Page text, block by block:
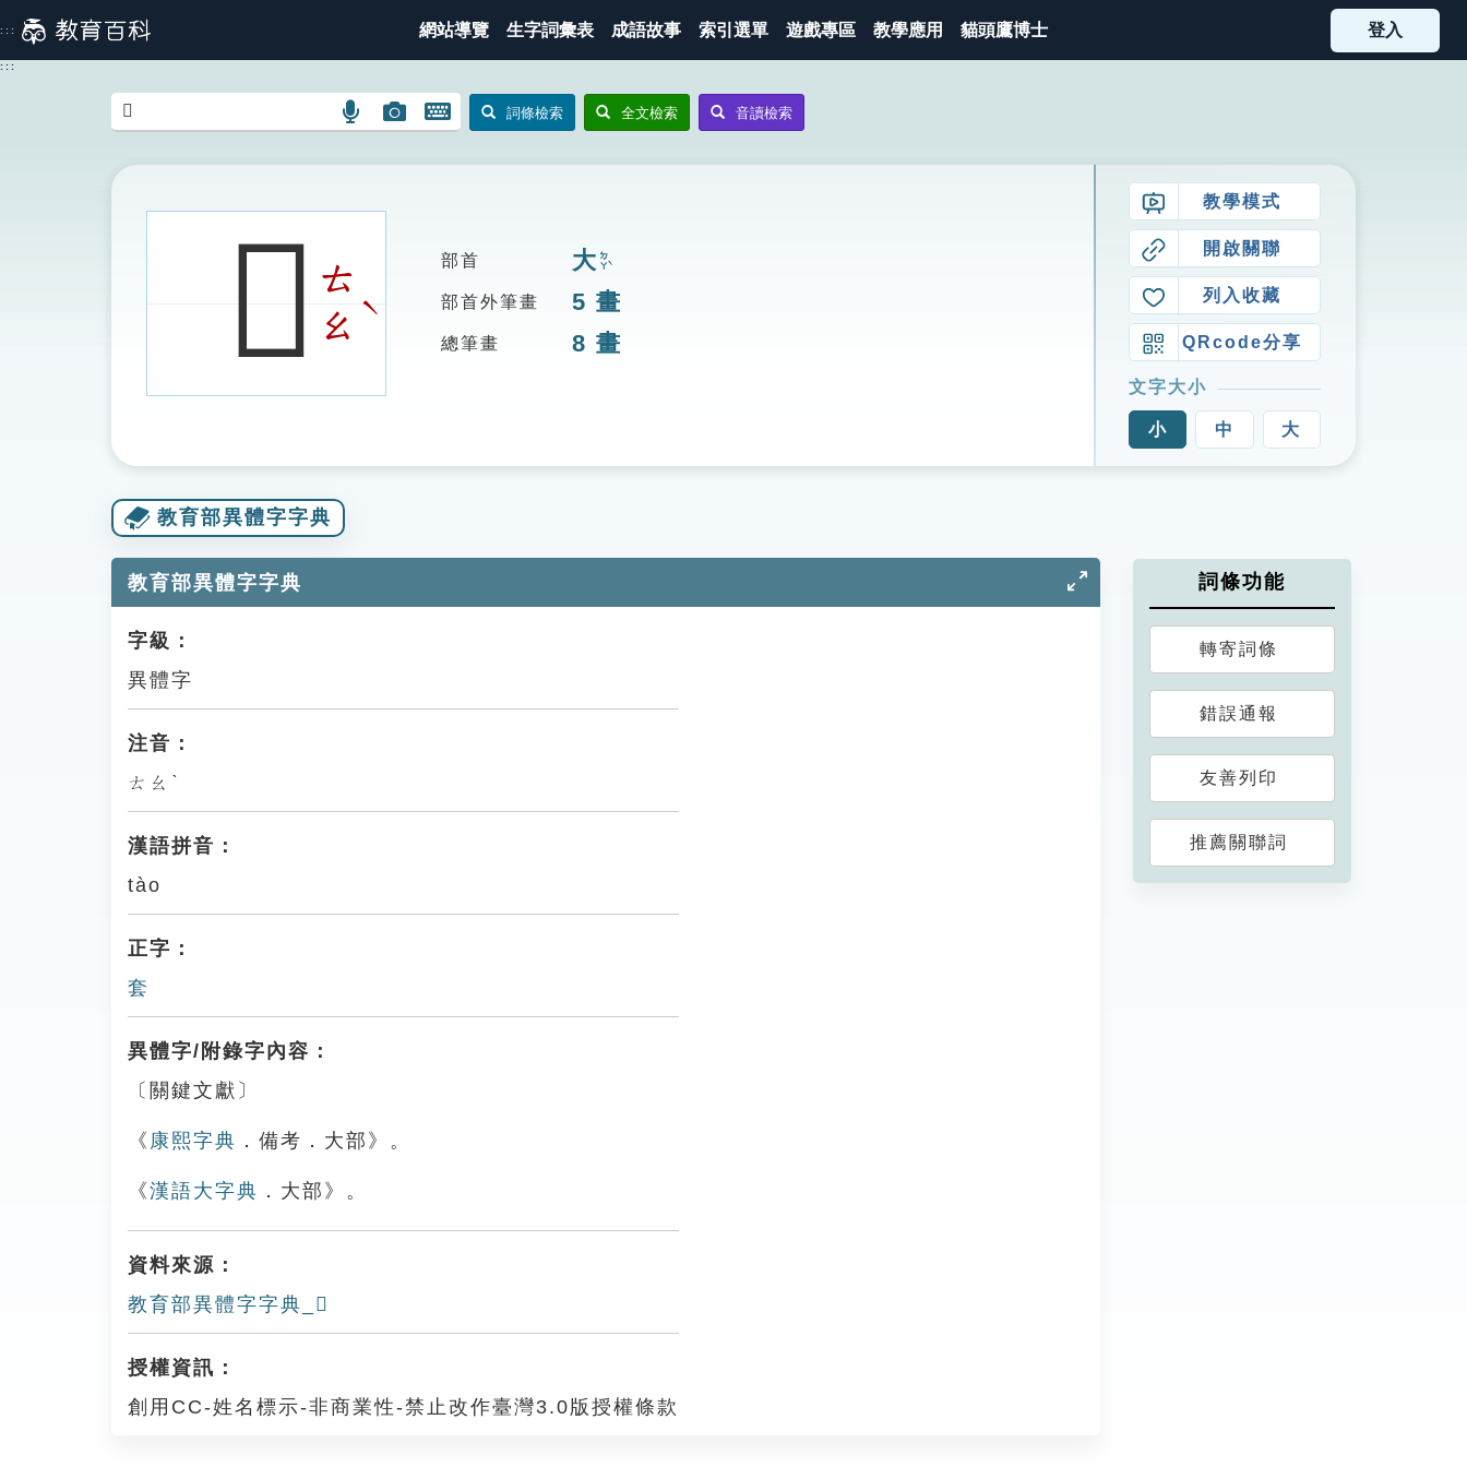
到
主
::: 網站導覽 生字詞彙表 成語故事 索引選單 遊戲專區 教學應用 貓頭鷹博士 登入
:::
語
搜
圖
圖
搜
開
鍵
詞條檢索 全文檢索 音讀檢索
𡘂ㄊ
ㄠ
ˋ
部首 大ㄉㄚˋ
部首外筆畫 5 畫
總筆畫 8 畫
教學模式
開啟關聯
列入收藏
QRcode分享
文字大小
小 中 大
教育部異體字字典
教育部異體字字典
字級：
異體字
注音：
ㄊㄠˋ
漢語拼音：
tào
正字：
套
異體字/附錄字內容：
〔關鍵文獻〕
《 康熙字典 ．備考．大部》。
《漢語大字典 ．大部》。
資料來源：
教育部異體字字典_𡘂
授權資訊：
創用CC-姓名標示-非商業性-禁止改作臺灣3.0版授權條款
詞條功能
轉寄詞條
錯誤通報
友善列印
推薦關聯詞